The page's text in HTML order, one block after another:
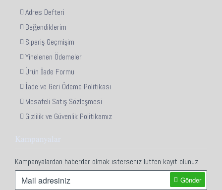
Adres Defteri
Beğendiklerim
Sipariş Geçmişim
Yinelenen Ödemeler
Ürün İade Formu
İade ve Geri Ödeme Politikası
Mesafeli Satış Sözleşmesi
Gizlilik ve Güvenlik Politikamız
Kampanyalar
Kampanyalardan haberdar olmak isterseniz lütfen kayıt olunuz.
Gönder